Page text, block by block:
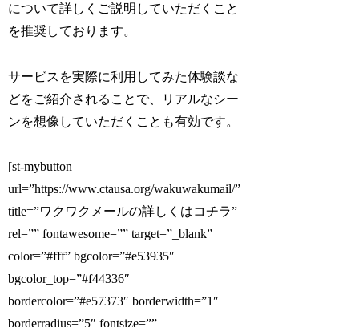
について詳しくご説明していただくこと
を推奨しております。
サービスを実際に利用してみた体験談な
どをご紹介されることで、リアルなシー
ンを想像していただくことも有効です。
[st-mybutton
url=”https://www.ctausa.org/wakuwakumail/”
title=”ワクワクメールの詳しくはコチラ”
rel=”” fontawesome=”” target=”_blank”
color=”#fff” bgcolor=”#e53935″
bgcolor_top=”#f44336″
bordercolor=”#e57373″ borderwidth=”1″
borderradius=”5″ fontsize=””